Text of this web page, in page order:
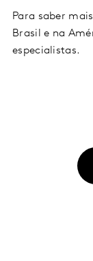
Para saber
Brasil e na
especialistas.